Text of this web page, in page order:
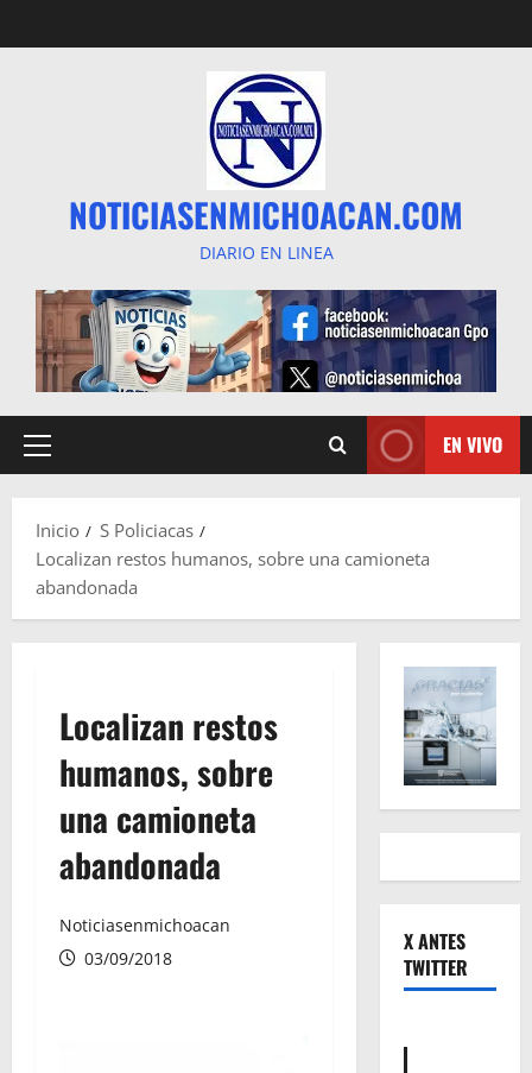
al
NOTICIASENMICHOACAN.COM
DIARIO EN LINEA
Menú
EN VIVO
Inicio
S Policiacas
Localizan restos humanos, sobre una camioneta
abandonada
Localizan restos
humanos, sobre
una camioneta
abandonada
Noticiasenmichoacan
03/09/2018
X ANTES
TWITTER